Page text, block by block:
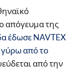
απόγευμα της
έδωσε NAVTEX
γύρω από το
από την